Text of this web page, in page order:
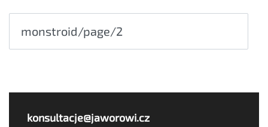
konsultacje@jaworowi.cz